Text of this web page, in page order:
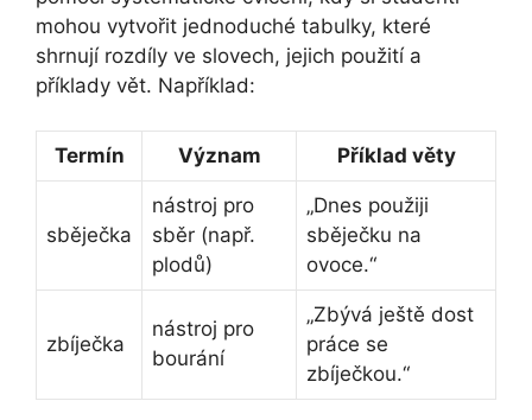
mohou vytvořit jednoduché tabulky, které
shrnují rozdíly ve slovech, jejich použití a
příklady vět. Například:
Termín Význam Příklad věty
sběječka
nástroj pro
sběr (např.
plodů)
„Dnes použiji
sběječku na
ovoce.“
zbíječka
nástroj pro
bourání
„Zbývá ještě dost
práce se
zbíječkou.“